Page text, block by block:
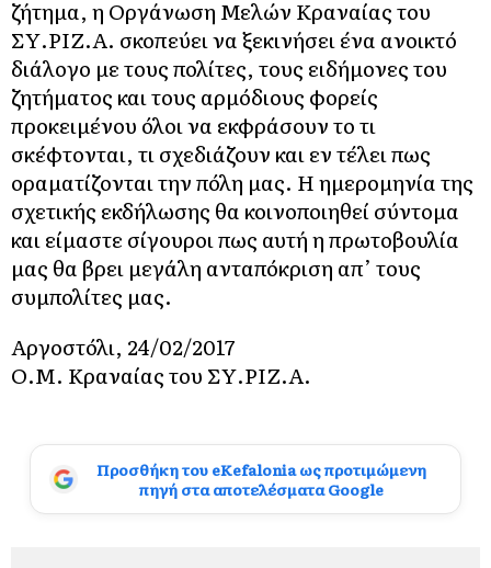
ζήτημα, η Οργάνωση Μελών Κραναίας του
ΣΥ.ΡΙΖ.Α. σκοπεύει να ξεκινήσει ένα ανοικτό
διάλογο με τους πολίτες, τους ειδήμονες του
ζητήματος και τους αρμόδιους φορείς
προκειμένου όλοι να εκφράσουν το τι
σκέφτονται, τι σχεδιάζουν και εν τέλει πως
οραματίζονται την πόλη μας. Η ημερομηνία της
σχετικής εκδήλωσης θα κοινοποιηθεί σύντομα
και είμαστε σίγουροι πως αυτή η πρωτοβουλία
μας θα βρει μεγάλη ανταπόκριση απ’ τους
συμπολίτες μας.
Αργοστόλι, 24/02/2017
Ο.Μ. Κραναίας του ΣΥ.ΡΙΖ.Α.
Προσθήκη του eKefalonia ως προτιμώμενη
πηγή στα αποτελέσματα Google